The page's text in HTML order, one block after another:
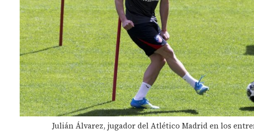
Julián Álvarez, jugador del Atlético Madrid en los